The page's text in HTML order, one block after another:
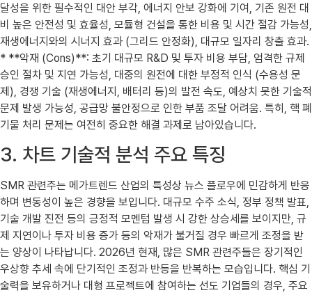
달성을 위한 필수적인 대안 부각, 에너지 안보 강화에 기여, 기존 원전 대
비 높은 안전성 및 효율성, 모듈형 건설을 통한 비용 및 시간 절감 가능성,
재생에너지와의 시너지 효과 (그리드 안정화), 대규모 일자리 창출 효과.
* **악재 (Cons)**: 초기 대규모 R&D 및 투자 비용 부담, 엄격한 규제
승인 절차 및 지연 가능성, 대중의 원전에 대한 부정적 인식 (수용성 문
제), 경쟁 기술 (재생에너지, 배터리 등)의 발전 속도, 예상치 못한 기술적
문제 발생 가능성, 공급망 불안정으로 인한 부품 조달 어려움. 특히, 핵 폐
기물 처리 문제는 여전히 중요한 해결 과제로 남아있습니다.
3. 차트 기술적 분석 주요 특징
SMR 관련주는 메가트렌드 산업의 특성상 뉴스 플로우에 민감하게 반응
하며 변동성이 높은 경향을 보입니다. 대규모 수주 소식, 정부 정책 발표,
기술 개발 진전 등의 긍정적 모멘텀 발생 시 강한 상승세를 보이지만, 규
제 지연이나 투자 비용 증가 등의 악재가 불거질 경우 빠르게 조정을 받
는 양상이 나타납니다. 2026년 현재, 많은 SMR 관련주들은 장기적인
우상향 추세 속에 단기적인 조정과 반등을 반복하는 모습입니다. 핵심 기
술력을 보유하거나 대형 프로젝트에 참여하는 선도 기업들의 경우, 주요